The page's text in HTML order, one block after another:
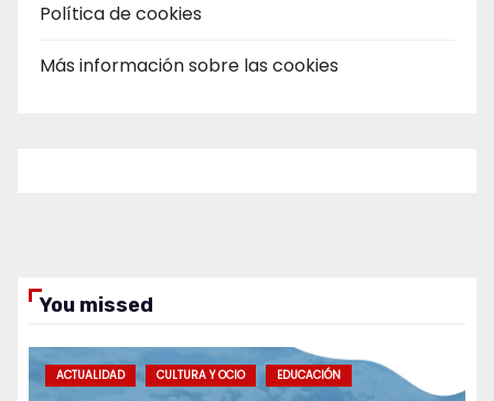
Política de cookies
Más información sobre las cookies
You missed
ACTUALIDAD CULTURA Y OCIO EDUCACIÓN